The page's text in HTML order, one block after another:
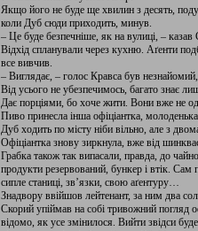
Якщо його не буде ще хвилин з десять,
коли Дуб сюди приходить, минув.
– Це буде безпечніше, як на вулиці, –
Відхід спланували через кухню. Аґенти
все вивчив.
– Виглядає, – голос Кравса був
Від усього не убезпечимось, багато знає
Дає порціями, бо хоче жити. Вони вже не
Пиво принесла інша офіціантка,
Дуб ходить по місту ніби вільно, але з
Офіціантка знову зиркнула, вже від
Грабка також так випасали, правда, до
продукти резервований, бункер і втік.
сипле станиці, зв’язки, свою аґентуру…
Знадвору ввійшов лейтенант, за ним два
Скорий упіймав на собі тривожний погляд
відомо, як усе змінилося. Вийти звідси